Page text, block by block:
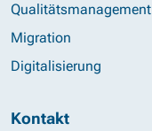
Qualitätsmanagement
Migration
Digitalisierung
Kontakt